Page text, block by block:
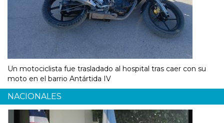
Un motociclista fue trasladado al hospital tras caer con su
moto en el barrio Antártida IV
NACIONALES